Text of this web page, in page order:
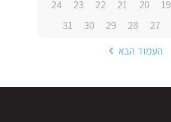
19
20
21
22
23
24
27
28
29
30
31
העמוד הבא